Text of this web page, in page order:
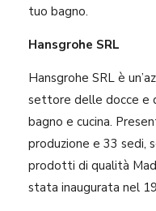
tuo bagno.
Hansgrohe SRL
Hansgrohe SRL è
settore delle docce e
bagno e cucina.
produzione e 33 sedi,
prodotti di qualità
stata inaugurata nel